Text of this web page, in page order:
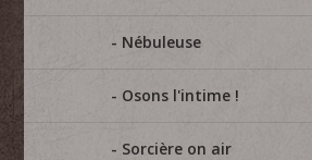
Nébuleuse
Osons l'intime !
Sorcière on air